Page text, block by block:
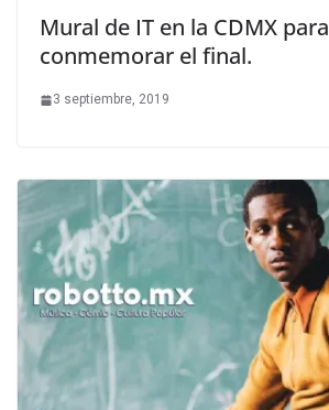
Mural de IT en la CDMX para
conmemorar el final.
3 septiembre, 2019